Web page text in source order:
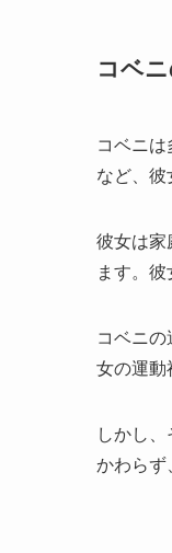
コベ
コベニ
など、彼
彼女は家
ます。
コベニ
女の運動
しかし
かわらず